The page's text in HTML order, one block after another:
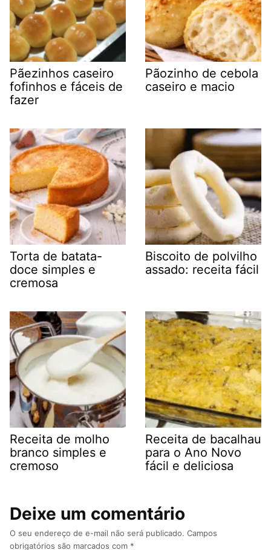
Pãezinhos caseiro
fofinhos e fáceis de
fazer
Pãozinho de cebola
caseiro e macio
Torta de batata-
doce simples e
cremosa
Biscoito de polvilho
assado: receita fácil
Receita de molho
branco simples e
cremoso
Receita de bacalhau
para o Ano Novo
fácil e deliciosa
Deixe um comentário
O seu endereço de e-mail não será publicado. Campos
obrigatórios são marcados com *